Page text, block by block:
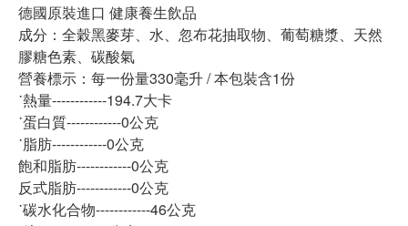
德國原裝進口 健康養生飲品
成分：全穀黑麥芽、水、忽布花抽取物、葡萄糖漿、天然
膠糖色素、碳酸氣
營養標示：每一份量330毫升 / 本包裝含1份
˙熱量------------194.7大卡
˙蛋白質------------0公克
˙脂肪------------0公克
飽和脂肪------------0公克
反式脂肪------------0公克
˙碳水化合物------------46公克